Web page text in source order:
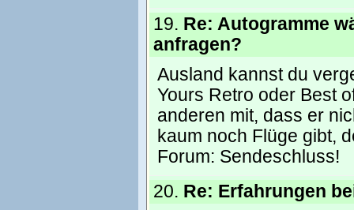
19. Re: Autogramme
anfragen?
Ausland kannst du
Yours Retro oder Best
anderen mit, dass er
kaum noch Flüge gibt,
Forum: Sendeschluss!
20. Re: Erfahrungen